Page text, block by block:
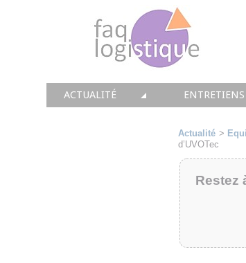
ACTUALITÉ ENTRETIENS
•
• SUPPLY /
Actualité >
d’UVOTec
Restez